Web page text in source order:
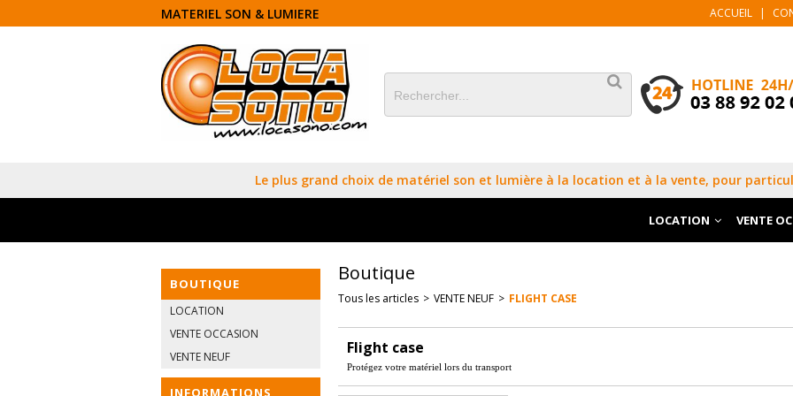
MATERIEL SON & LUMIERE ACCUEIL |
Le plus grand choix de matériel son et lumière à la location et à la vente, pour
LOCATION VENTE
BOUTIQUE
LOCATION
VENTE OCCASION
VENTE NEUF
INFORMATIONS
Boutique
Tous les articles > VENTE NEUF > FLIGHT CASE
Flight case
Protégez votre matériel lors du transport